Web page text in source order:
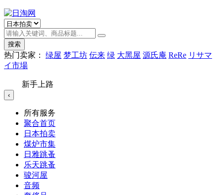
搜索
热门卖家： 绿屋 梦工坊 伝来 绿 大黑屋 源氏庵 ReRe リサマ
イ市場
新手上路
‹
所有服务
聚合首页
日本拍卖
煤炉市集
日雅跳蚤
乐天跳蚤
骏河屋
音频